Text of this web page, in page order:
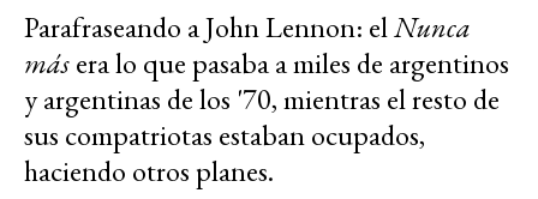
Parafraseando a John Lennon: elNunca
másera lo que pasaba a miles de argentinos
y argentinas de los '70, mientras el resto de
sus compatriotas estaban ocupados,
haciendo otros planes.